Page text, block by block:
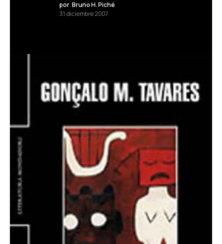
por Bruno H. Piché
31 diciembre 2007